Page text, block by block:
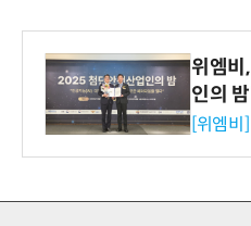
위엠
인의
사장상
[위엠비